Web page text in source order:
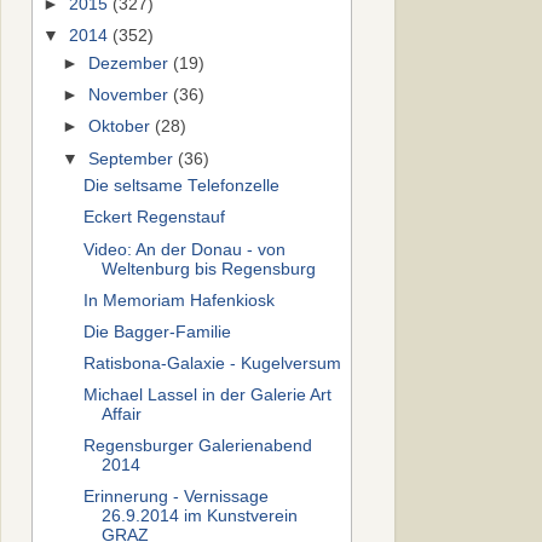
► 2015 (327)
▼ 2014 (352)
►
Dezember (19)
►
November (36)
►Oktober (28)
▼September (36)
Die seltsame Telefonzelle
Eckert Regenstauf
Video: An der Donau - von
Weltenburg bis Regensburg
In Memoriam Hafenkiosk
Die Bagger-Familie
Ratisbona-Galaxie - Kugelversum
Michael Lassel in der Galerie Art
Affair
Regensburger Galerienabend
2014
Erinnerung - Vernissage
26.9.2014 im Kunstverein
GRAZ